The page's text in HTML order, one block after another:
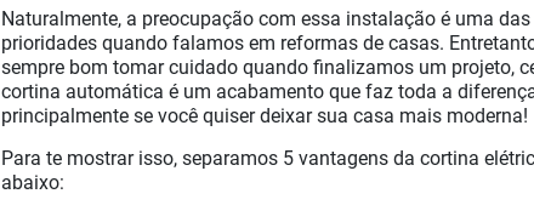
Naturalmente, a preocupação com essa instalação é uma
prioridades quando falamos em reformas de casas.
sempre bom tomar cuidado quando finalizamos um projeto,
cortina automática é um acabamento que faz toda a
principalmente se você quiser deixar sua casa mais moderna!
Para te mostrar isso, separamos 5 vantagens da cortina
abaixo: